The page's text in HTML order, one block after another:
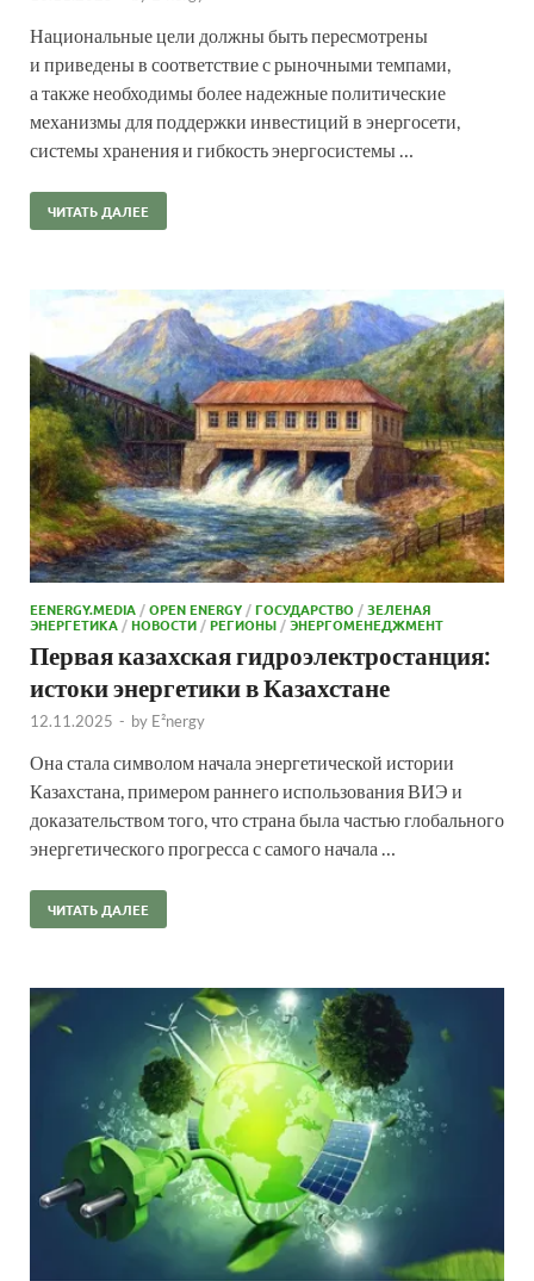
Национальные цели должны быть пересмотрены
и приведены в соответствие с рыночными темпами,
а также необходимы более надежные политические
механизмы для поддержки инвестиций в энергосети,
системы хранения и гибкость энергосистемы …
ЧИТАТЬ ДАЛЕЕ
EENERGY.MEDIA /OPEN ENERGY /ГОСУДАРСТВО /ЗЕЛЕНАЯ
ЭНЕРГЕТИКА /НОВОСТИ /РЕГИОНЫ /ЭНЕРГОМЕНЕДЖМЕНТ
Первая казахская гидроэлектростанция:
истоки энергетики в Казахстане
12.11.2025 - by E²nergy
Она стала символом начала энергетической истории
Казахстана, примером раннего использования ВИЭ и
доказательством того, что страна была частью глобального
энергетического прогресса с самого начала …
ЧИТАТЬ ДАЛЕЕ